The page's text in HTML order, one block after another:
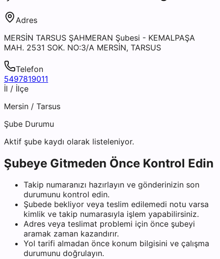
Adres
MERSİN TARSUS ŞAHMERAN Şubesi - KEMALPAŞA
MAH. 2531 SOK. NO:3/A MERSİN, TARSUS
Telefon
5497819011
İl / İlçe
Mersin / Tarsus
Şube Durumu
Aktif şube kaydı olarak listeleniyor.
Şubeye Gitmeden Önce Kontrol Edin
Takip numaranızı hazırlayın ve gönderinizin son
durumunu kontrol edin.
Şubede bekliyor veya teslim edilemedi notu varsa
kimlik ve takip numarasıyla işlem yapabilirsiniz.
Adres veya teslimat problemi için önce şubeyi
aramak zaman kazandırır.
Yol tarifi almadan önce konum bilgisini ve çalışma
durumunu doğrulayın.